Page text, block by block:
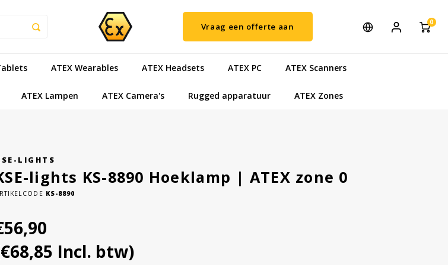
Vraag een offerte aan 0
ATEX Wearables ATEX Headsets ATEX PC ATEX Scanners
ATEX Lampen ATEX Camera's Rugged apparatuur ATEX Zones
LIGHTS
lights KS-8890 Hoeklamp | ATEX zone 0
KS-8890
Incl. btw)